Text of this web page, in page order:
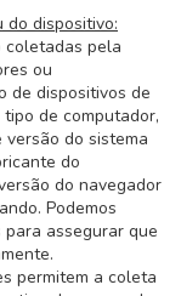
do dispositivo:
coletadas pela
ou
de dispositivos de
de computador,
do sistema
do
do navegador
Podemos
assegurar que
permitem a coleta